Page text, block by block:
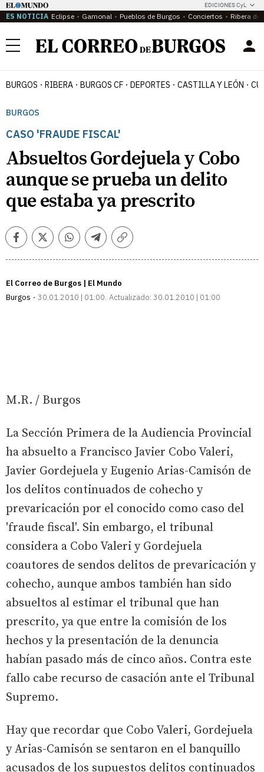
EDICIONES CyL
ES NOTICIA Eclipse Gamonal Pueblos de Burgos Conciertos Ribera del
Menú
BURGOS RIBERA BURGOS CF DEPORTES CASTILLA Y LEÓN
BURGOS
CASO 'FRAUDE FISCAL'
Absueltos Gordejuela y Cobo
aunque se prueba un delito
que estaba ya prescrito
FacebookTwitterWhatsappTelegramCopiar
El Correo de Burgos | El Mundo
Burgos
30.01.2010 | 01:00 Actualizado: 30.01.2010 | 01:00
M.R. / Burgos
La Sección Primera de la Audiencia Provincial
ha absuelto a Francisco Javier Cobo Valeri,
Javier Gordejuela y Eugenio Arias-Camisón de
los delitos continuados de cohecho y
prevaricación por el conocido como caso del
'fraude fiscal'. Sin embargo, el tribunal
considera a Cobo Valeri y Gordejuela
coautores de sendos delitos de prevaricación y
cohecho, aunque ambos también han sido
absueltos al estimar el tribunal que han
prescrito, ya que entre la comisión de los
hechos y la presentación de la denuncia
habían pasado más de cinco años. Contra este
fallo cabe recurso de casación ante el Tribunal
Supremo.
Hay que recordar que Cobo Valeri, Gordejuela
y Arias-Camisón se sentaron en el banquillo
acusados de los supuestos delitos continuados